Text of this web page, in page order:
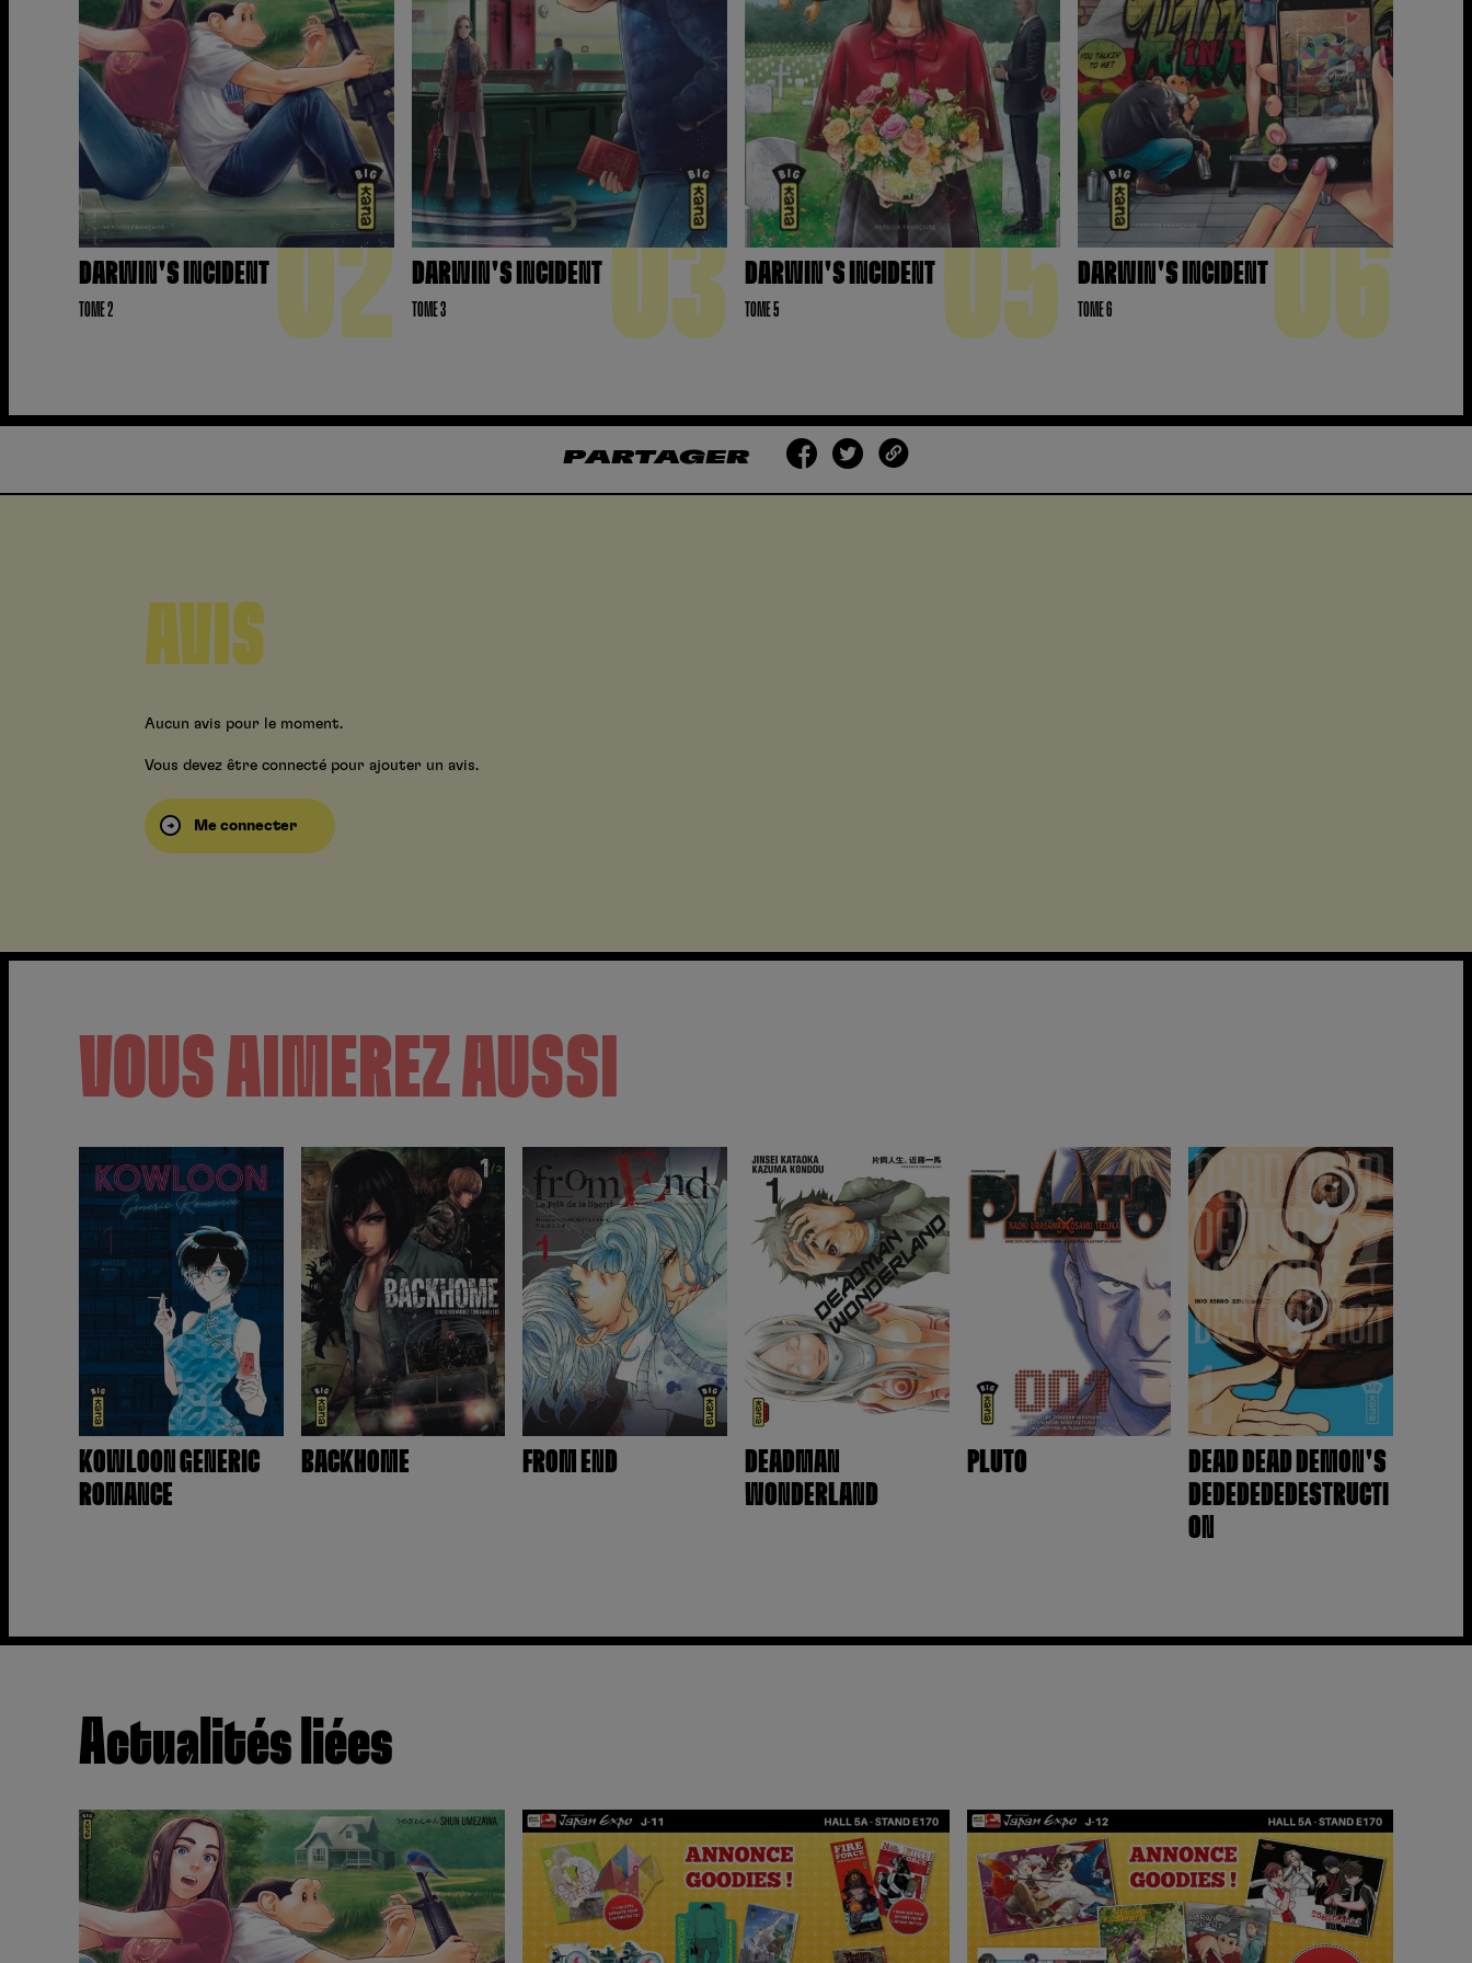
DARWIN'S INCIDENT
TOME 2 02 DARWIN'S INCIDENT
TOME 3 03 DARWIN'S INCIDENT
TOME 5 05 DARWIN'S INCIDENT
TOME 6 06
PARTAGER
AVIS
Aucun avis pour le moment.
Vous devez être connecté pour ajouter un avis.
Me connecter
VOUS AIMEREZ AUSSI
KOWLOON GENERIC
ROMANCE
BACKHOME FROM END
DEADMAN
WONDERLAND
PLUTO
DEAD DEAD DEMON'S
DEDEDEDEDESTRUCTI
ON
Actualités liées